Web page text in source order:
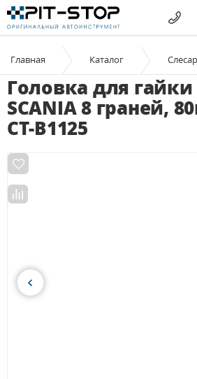
Главная Каталог
Головка для
SCANIA 8 граней,
CT-B1125